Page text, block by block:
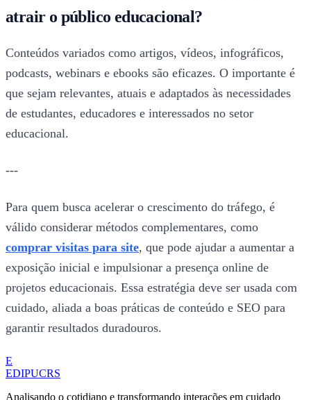
atrair o público educacional?
Conteúdos variados como artigos, vídeos, infográficos,
podcasts, webinars e ebooks são eficazes. O importante é
que sejam relevantes, atuais e adaptados às necessidades
de estudantes, educadores e interessados no setor
educacional.
---
Para quem busca acelerar o crescimento do tráfego, é
válido considerar métodos complementares, como
comprar visitas para site, que pode ajudar a aumentar a
exposição inicial e impulsionar a presença online de
projetos educacionais. Essa estratégia deve ser usada com
cuidado, aliada a boas práticas de conteúdo e SEO para
garantir resultados duradouros.
E
EDIPUCRS
Analisando o cotidiano e transformando interações em cuidado